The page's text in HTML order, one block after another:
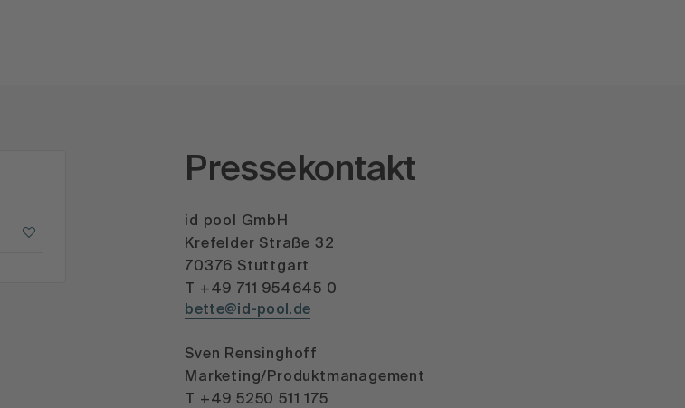
Pressekontakt
id pool GmbH
Krefelder Straße 32
70376 Stuttgart
T +49 711 954645 0
bette@id-pool.de
Sven Rensinghoff
Marketing/Produktmanagement
T +49 5250 511 175